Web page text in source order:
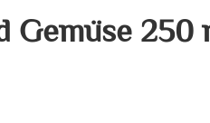
Gemüse 250